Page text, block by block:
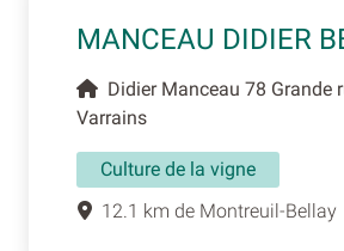
MANCEAU DIDIER
Didier Manceau 78 Grande
Varrains
Culture de la vigne
12.1 km de Montreuil-Bellay